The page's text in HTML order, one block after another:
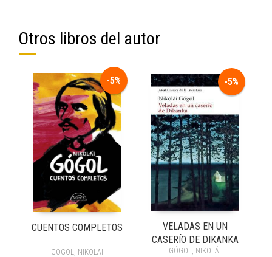
Otros libros del autor
-5%
CUENTOS COMPLETOS
GOGOL, NIKOLAI
-5%
VELADAS EN UN
CASERÍO DE DIKANKA
GÓGOL, NIKOLÁI